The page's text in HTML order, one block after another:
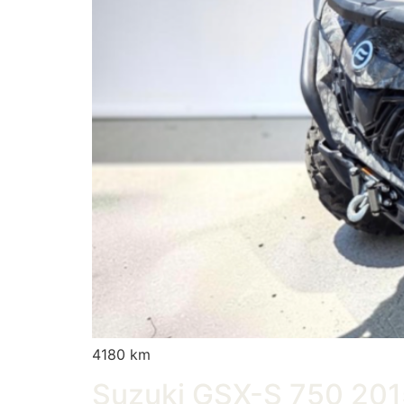
4180 km
Suzuki GSX-S 750